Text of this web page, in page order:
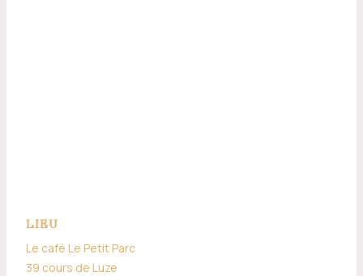
LIEU
Le café Le Petit Parc
39 cours de Luze